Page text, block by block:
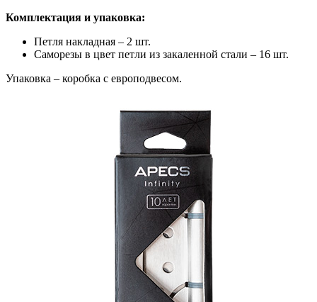
Комплектация и упаковка:
Петля накладная – 2 шт.
Саморезы в цвет петли из закаленной стали – 16 шт.
Упаковка – коробка с европодвесом.